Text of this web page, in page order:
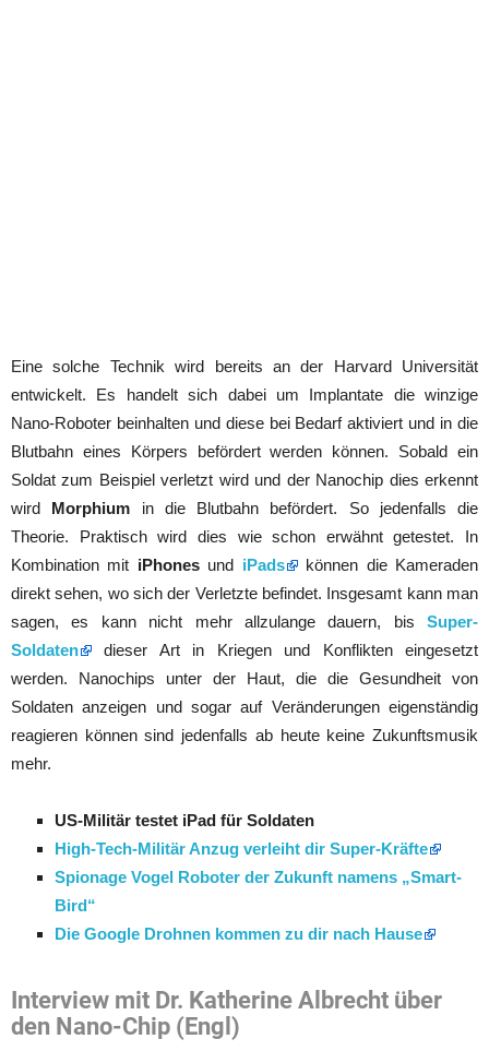
Eine solche Technik wird bereits an der Harvard Universität
entwickelt. Es handelt sich dabei um Implantate die winzige
Nano-Roboter beinhalten und diese bei Bedarf aktiviert und in die
Blutbahn eines Körpers befördert werden können. Sobald ein
Soldat zum Beispiel verletzt wird und der Nanochip dies erkennt
wird Morphium in die Blutbahn befördert. So jedenfalls die
Theorie. Praktisch wird dies wie schon erwähnt getestet. In
Kombination mit iPhonesund iPads
können die Kameraden
direkt sehen, wo sich der Verletzte befindet. Insgesamt kann man
sagen, es kann nicht mehr allzulange dauern, bis Super-
Soldaten
dieser Art in Kriegen und Konflikten eingesetzt
werden. Nanochips unter der Haut, die die Gesundheit von
Soldaten anzeigen und sogar auf Veränderungen eigenständig
reagieren können sind jedenfalls ab heute keine Zukunftsmusik
mehr.
US-Militär testet iPad für Soldaten
High-Tech-Militär Anzug verleiht dir Super-Kräfte
Spionage Vogel Roboter der Zukunft namens „Smart-
Bird“
Die Google Drohnen kommen zu dir nach Hause
Interview mit Dr. Katherine Albrecht über
den Nano-Chip (Engl)